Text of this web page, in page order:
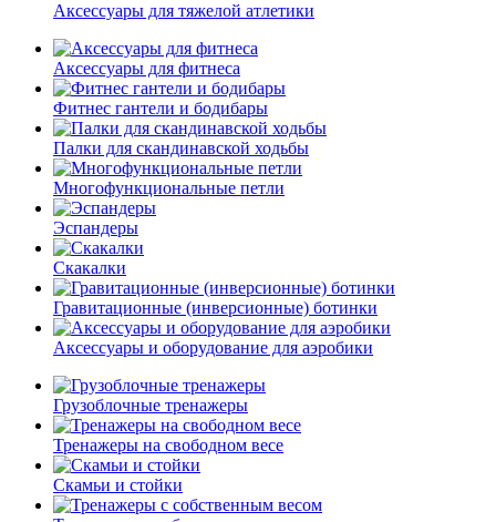
Аксессуары для тяжелой атлетики
Аксессуары для фитнеса
Фитнес гантели и бодибары
Палки для скандинавской ходьбы
Многофункциональные петли
Эспандеры
Скакалки
Гравитационные (инверсионные) ботинки
Аксессуары и оборудование для аэробики
Грузоблочные тренажеры
Тренажеры на свободном весе
Скамьи и стойки